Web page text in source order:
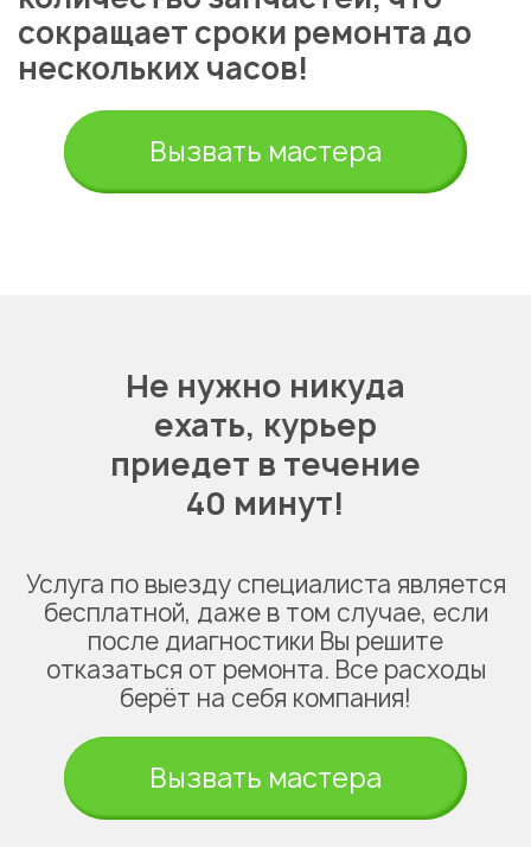
сокращает сроки ремонта до
нескольких часов!
Вызвать мастера
Не нужно никуда
ехать, курьер
приедет в течение
40 минут!
Услуга по выезду специалиста является
бесплатной, даже в том случае, если
после диагностики Вы решите
отказаться от ремонта. Все расходы
берёт на себя компания!
Вызвать мастера